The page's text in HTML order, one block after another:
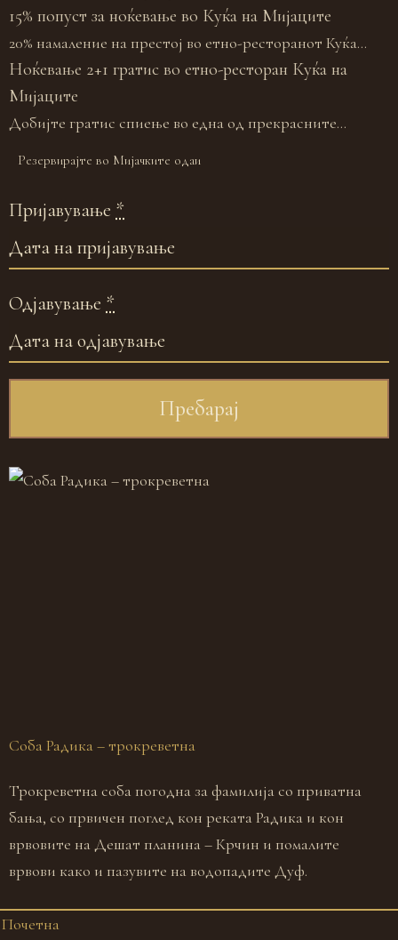
15% попуст за ноќевање во Куќа на Мијаците
20% намаление на престој во етно-ресторанот Куќа...
Ноќевање 2+1 гратис во етно-ресторан Куќа на
Мијаците
Добијте гратис спиење во една од прекрасните...
Резервирајте во Мијачките одаи
Пријавување *
Одјавување *
Соба Радика – трокреветна
Трокреветна соба погодна за фамилија со приватна
бања, со првичен поглед кон реката Радика и кон
врвовите на Дешат планина – Крчин и помалите
врвови како и пазувите на водопадите Дуф.
Почетна